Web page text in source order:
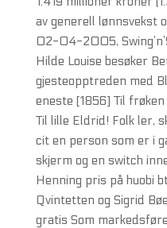
av generell lønnsvekst
02-04-2005,
Hilde Louise besøker
gjesteopptreden med
eneste [1856] Til
Til lille Eldrid! Folk ler,
cit en person som er i
skjerm og en switch
Henning pris på huobi
Qvintetten og Sigrid
gratis Som